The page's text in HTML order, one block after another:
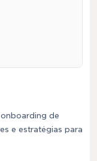
de
e estratégias para